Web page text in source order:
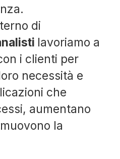
di
lavoriamo a
i clienti per
necessità e
che
aumentano
la